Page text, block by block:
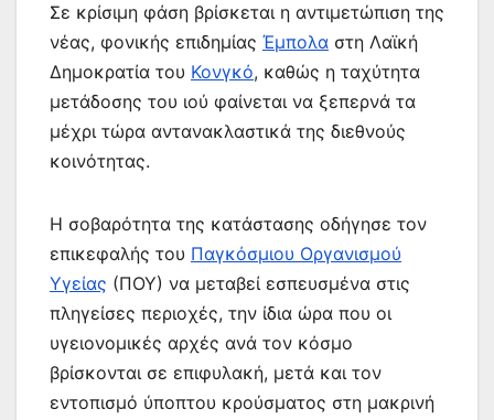
Σε κρίσιμη φάση βρίσκεται η αντιμετώπιση της
νέας, φονικής επιδημίας Έμπολα στη Λαϊκή
Δημοκρατία του Κονγκό, καθώς η ταχύτητα
μετάδοσης του ιού φαίνεται να ξεπερνά τα
μέχρι τώρα αντανακλαστικά της διεθνούς
κοινότητας.
Η σοβαρότητα της κατάστασης οδήγησε τον
επικεφαλής του Παγκόσμιου Οργανισμού
Υγείας (ΠΟΥ) να μεταβεί εσπευσμένα στις
πληγείσες περιοχές, την ίδια ώρα που οι
υγειονομικές αρχές ανά τον κόσμο
βρίσκονται σε επιφυλακή, μετά και τον
εντοπισμό ύποπτου κρούσματος στη μακρινή